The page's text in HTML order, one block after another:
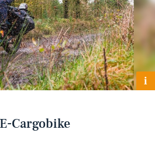
i
Cargobike